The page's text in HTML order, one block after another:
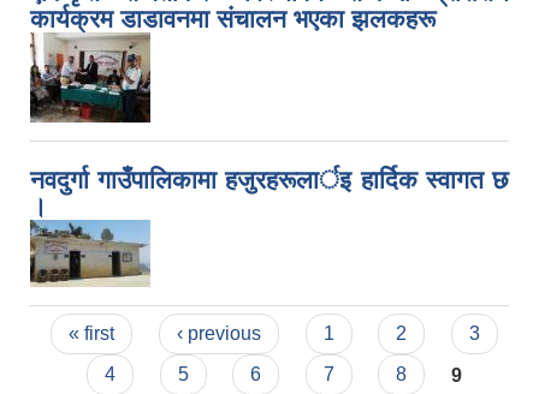
कार्यक्रम डाडावनमा संचालन भएका झलकहरू
नवदुर्गा गाउँपालिकामा हजुरहरूलार्इ हार्दिक स्वागत छ
।
Pages
« first ‹ previous 1 2
3
4
5 6 7 8 9